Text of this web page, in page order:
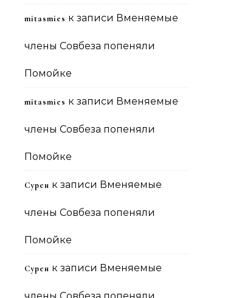
mitasmies к записи Вменяемые
члены Совбеза попеняли
Помойке
mitasmies к записи Вменяемые
члены Совбеза попеняли
Помойке
Сурен к записи Вменяемые
члены Совбеза попеняли
Помойке
Сурен к записи Вменяемые